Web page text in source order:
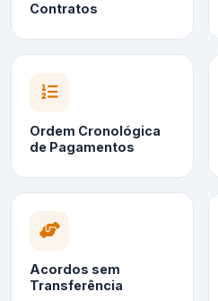
Contratos
Ordem Cronológica
de Pagamentos
Acordos sem
Transferência